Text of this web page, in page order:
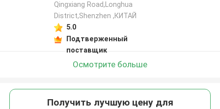
Qingxiang Road,Longhua
District,Shenzhen ,КИТАЙ
5.0
Подтверженный
поставщик
Осмотрите больше
Получить лучшую цену для